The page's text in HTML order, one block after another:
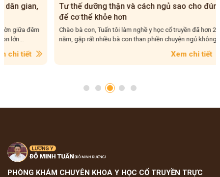
Tư thế dưỡng thận và cách ngủ sao cho đúng
để cơ thể khỏe hơn
Chào bà con, Tuấn tôi làm nghề y học cổ truyền đã hơn 20
năm, gặp rất nhiều bà con than phiền chuyện ngủ không...
Giữ
Chào bà
rằng,
PHÒNG KHÁM CHUYÊN KHOA Y HỌC CỔ TRUYỀN TRỰC